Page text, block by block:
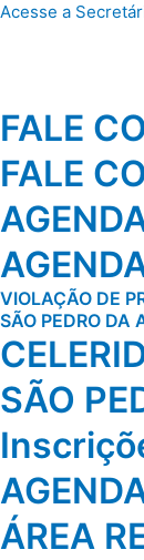
Acesse a
FALE
FALE
VIOLAÇÃO DE
SÃO PEDRO DA
SÃO
ÁREA